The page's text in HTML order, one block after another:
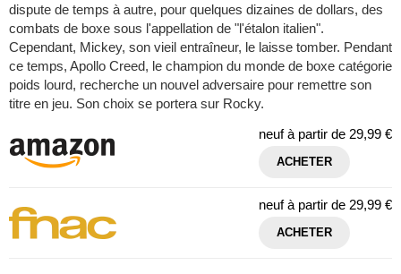
dispute de temps à autre, pour quelques dizaines de dollars, des
combats de boxe sous l'appellation de "l'étalon italien".
Cependant, Mickey, son vieil entraîneur, le laisse tomber. Pendant
ce temps, Apollo Creed, le champion du monde de boxe catégorie
poids lourd, recherche un nouvel adversaire pour remettre son
titre en jeu. Son choix se portera sur Rocky.
neuf à partir de 29,99 €
ACHETER
neuf à partir de 29,99 €
ACHETER